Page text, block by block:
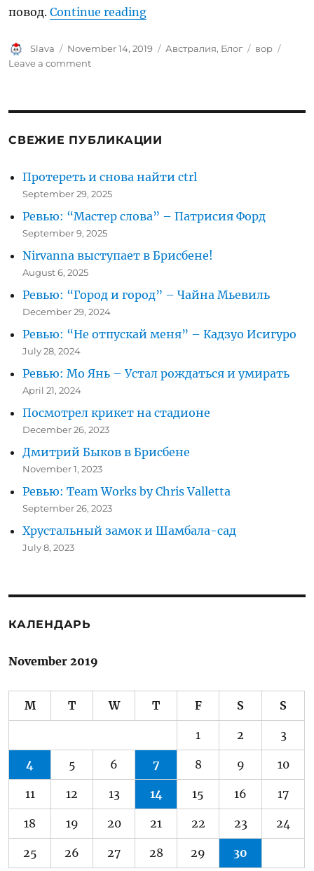
повод.Continue reading“Разыскиваем вора!”
Author
Slava
Posted
on
November 14, 2019 Categories
Австралия, Блог Tags
вор
Leave a commenton
СВЕЖИЕ ПУБЛИКАЦИИ
Протереть и снова найти ctrl
September 29, 2025
Ревью: “Мастер слова” – Патрисия Форд
September 9, 2025
Nirvanna выступает в Брисбене!
August 6, 2025
Ревью: “Город и город” – Чайна Мьевиль
December 29, 2024
Ревью: “Не отпускай меня” – Кадзуо Исигуро
July 28, 2024
Ревью: Мо Янь – Устал рождаться и умирать
April 21, 2024
Посмотрел крикет на стадионе
December 26, 2023
Дмитрий Быков в Брисбене
November 1, 2023
Ревью: Team Works by Chris Valletta
September 26, 2023
Хрустальный замок и Шамбала-сад
July 8, 2023
КАЛЕНДАРЬ
November 2019
M T W T F S S
1 2 3
4 5 6 7 8 9 10
11 12 13 14 15 16 17
18 19 20 21 22 23 24
25 26 27 28 29 30